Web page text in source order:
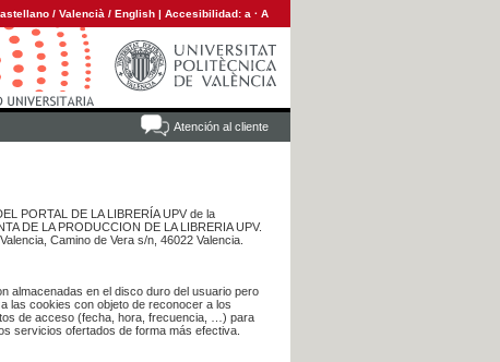
/ Valencià / English | Accesibilidad: a · A
Atención al cliente
PORTAL DE LA LIBRERÍA UPV de la
DE LA PRODUCCION DE LA LIBRERIA UPV.
Camino de Vera s/n, 46022 Valencia.
almacenadas en el disco duro del usuario pero
las cookies con objeto de reconocer a los
de acceso (fecha, hora, frecuencia, …) para
servicios ofertados de forma más efectiva.